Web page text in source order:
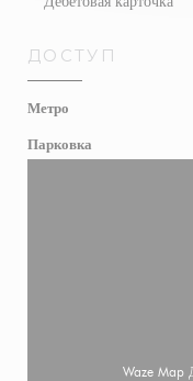
ДОСТУП
Метро
Парковка
Waze Map